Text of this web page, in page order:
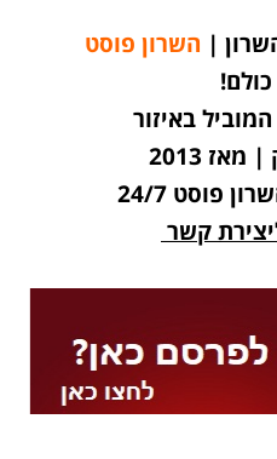
| השרון פוסט
באיזור
2013
פוסט 24/7
קשר